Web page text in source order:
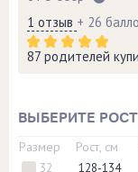
1 отзыв + 26
87 родителей
ВЫБЕРИТЕ
Размер Рост, см
32 128-134